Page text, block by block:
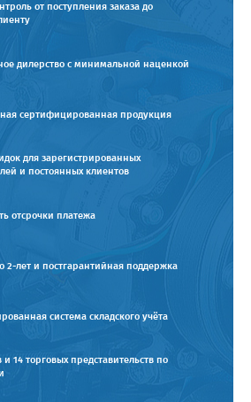
от поступления заказа до
дилерство с минимальной наценкой
сертифицированная продукция
для зарегистрированных
и постоянных клиентов
отсрочки платежа
2-лет и постгарантийная поддержка
система складского учёта
14 торговых представительств по